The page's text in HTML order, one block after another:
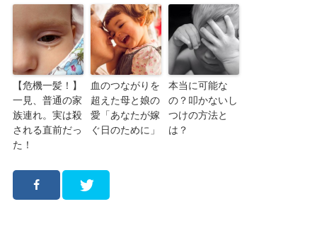
【危機一髪！】
一見、普通の家
族連れ。実は殺
される直前だっ
た！
血のつながりを
超えた母と娘の
愛「あなたが嫁
ぐ日のために」
本当に可能な
の？叩かないし
つけの方法と
は？